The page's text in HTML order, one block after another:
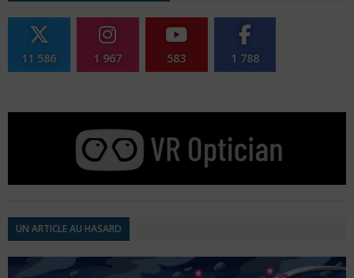
11 586 1 967 583 1 788
UN ARTICLE AU HASARD